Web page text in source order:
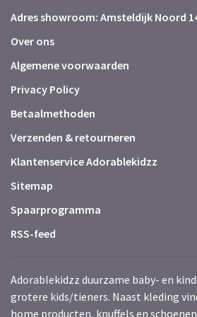
Adres showroom: Amsteldijk Noord
Over ons
Algemene voorwaarden
Privacy Policy
Betaalmethoden
Verzenden & retourneren
Klantenservice Adorablekidzz
Sitemap
Spaarprogramma
RSS-feed
Adorablekidzz duurzame baby- en
grotere kids/tieners. Naast kleding
home producten, knuffels en